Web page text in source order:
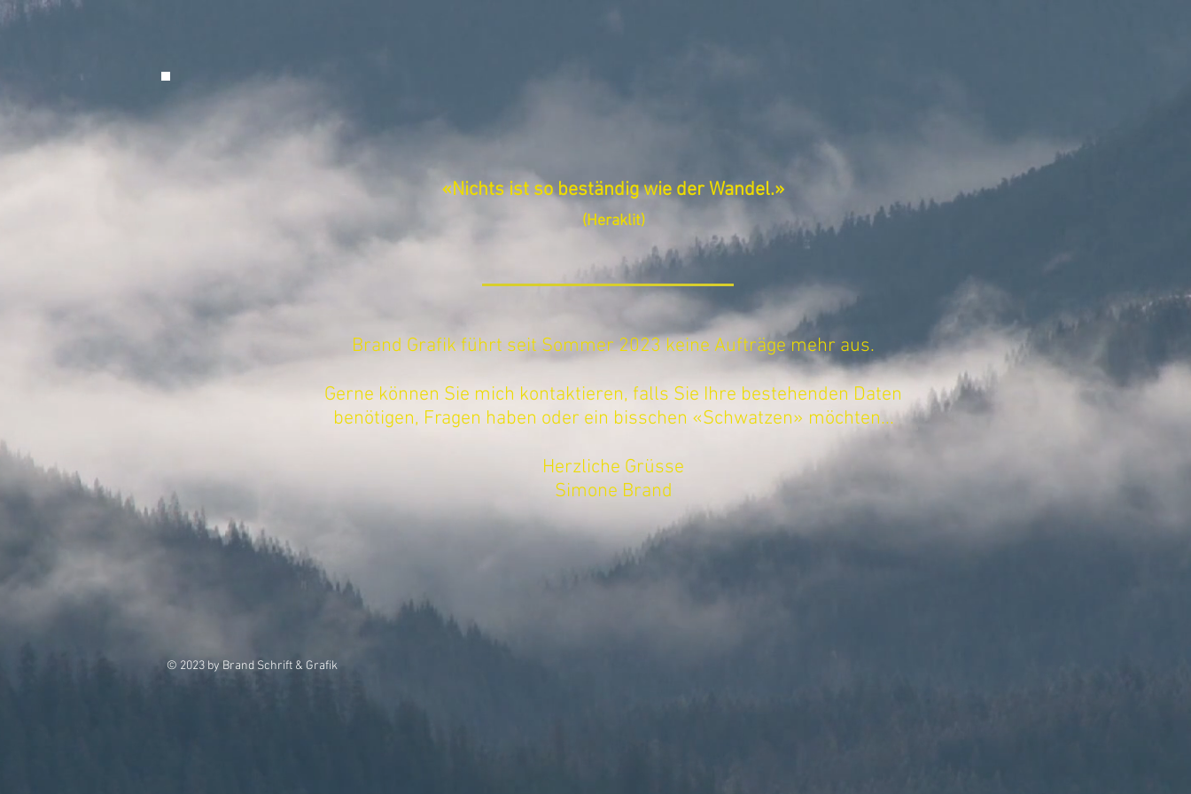
«Nichts ist so beständig wie der Wandel.»
(Heraklit)
Brand Grafik führt seit Sommer 2023 keine Aufträge mehr aus.
Gerne können Sie mich kontaktieren, falls Sie Ihre bestehenden Daten
benötigen, Fragen haben oder ein bisschen «Schwatzen» möchten...
Herzliche Grüsse
Simone Brand
© 2023 by Brand Schrift & Grafik